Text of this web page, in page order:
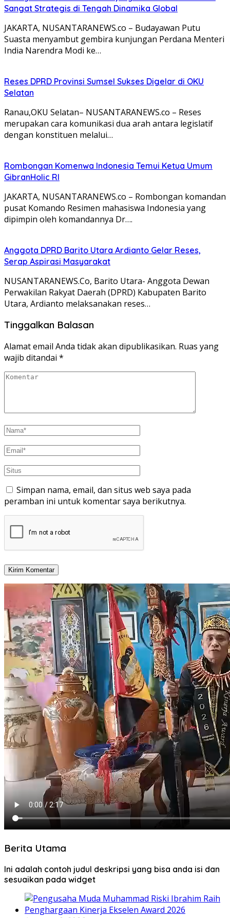
Sangat Strategis di Tengah Dinamika Global
JAKARTA, NUSANTARANEWS.co – Budayawan Putu
Suasta menyambut gembira kunjungan Perdana Menteri
India Narendra Modi ke…
Reses DPRD Provinsi Sumsel Sukses Digelar di OKU
Selatan
Ranau,OKU Selatan– NUSANTARANEWS.co – Reses
merupakan cara komunikasi dua arah antara legislatif
dengan konstituen melalui…
Rombongan Komenwa Indonesia Temui Ketua Umum
GibranHolic RI
JAKARTA, NUSANTARANEWS.co – Rombongan komandan
pusat Komando Resimen mahasiswa Indonesia yang
dipimpin oleh komandannya Dr….
Anggota DPRD Barito Utara Ardianto Gelar Reses,
Serap Aspirasi Masyarakat
NUSANTARANEWS.Co, Barito Utara- Anggota Dewan
Perwakilan Rakyat Daerah (DPRD) Kabupaten Barito
Utara, Ardianto melaksanakan reses…
Tinggalkan Balasan
Alamat email Anda tidak akan dipublikasikan. Ruas yang
wajib ditandai *
Simpan nama, email, dan situs web saya pada
peramban ini untuk komentar saya berikutnya.
Berita Utama
Ini adalah contoh judul deskripsi yang bisa anda isi dan
sesuaikan pada widget